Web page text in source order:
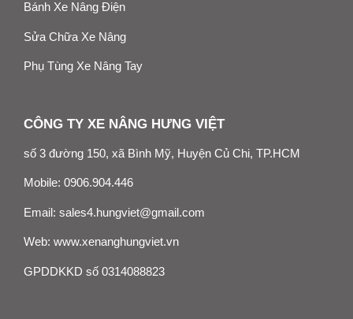
Bánh Xe Nâng Điện
Sửa Chữa Xe Nâng
Phụ Tùng Xe Nâng Tay
CÔNG TY XE NÂNG HƯNG VIỆT
số 3 đường 150, xã Bình Mỹ, Huyện Củ Chi, TP.HCM
Mobile: 0906.904.446
Email: sales4.hungviet@gmail.com
Web: www.xenanghungviet.vn
GPDDKKD số 0314088823